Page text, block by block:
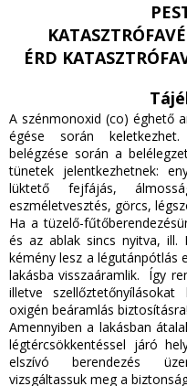
ÉRD
A szénmonoxid (co) éghető
égése során
belégzése során a
tünetek jelentkezhetnek:
lüktető fejfájás,
eszméletvesztés, görcs,
Ha a tüzelő-
és az ablak sincs nyitva, ill.
kémény lesz a légutánpótlás
lakásba visszaáramlik. Így
illetve
oxigén beáramlás biztosításra!
Amennyiben a lakásban
légtércsökkentéssel járó
elszívó berendezés
vizsgáltassuk meg a